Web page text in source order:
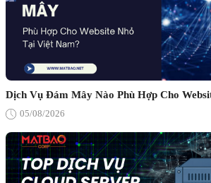
Dịch Vụ Đám Mây Nào Phù Hợp Cho
05/08/2026